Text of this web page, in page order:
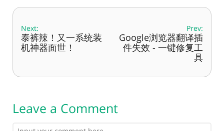
Next:
泰裤辣！又一系统装
机神器面世！
Prev:
Google浏览器翻译插
件失效 - 一键修复工
具
Leave a Comment